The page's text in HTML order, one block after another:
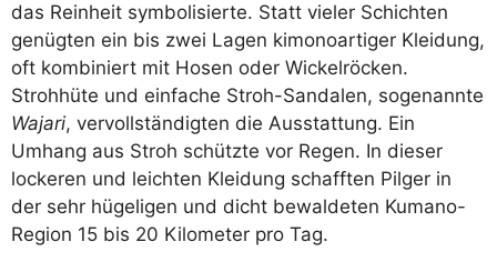
das Reinheit symbolisierte. Statt vieler Schichten
genügten ein bis zwei Lagen kimonoartiger Kleidung,
oft kombiniert mit Hosen oder Wickelröcken.
Strohhüte und einfache Stroh-Sandalen, sogenannte
Wajari, vervollständigten die Ausstattung. Ein
Umhang aus Stroh schützte vor Regen. In dieser
lockeren und leichten Kleidung schafften Pilger in
der sehr hügeligen und dicht bewaldeten Kumano-
Region 15 bis 20 Kilometer pro Tag.